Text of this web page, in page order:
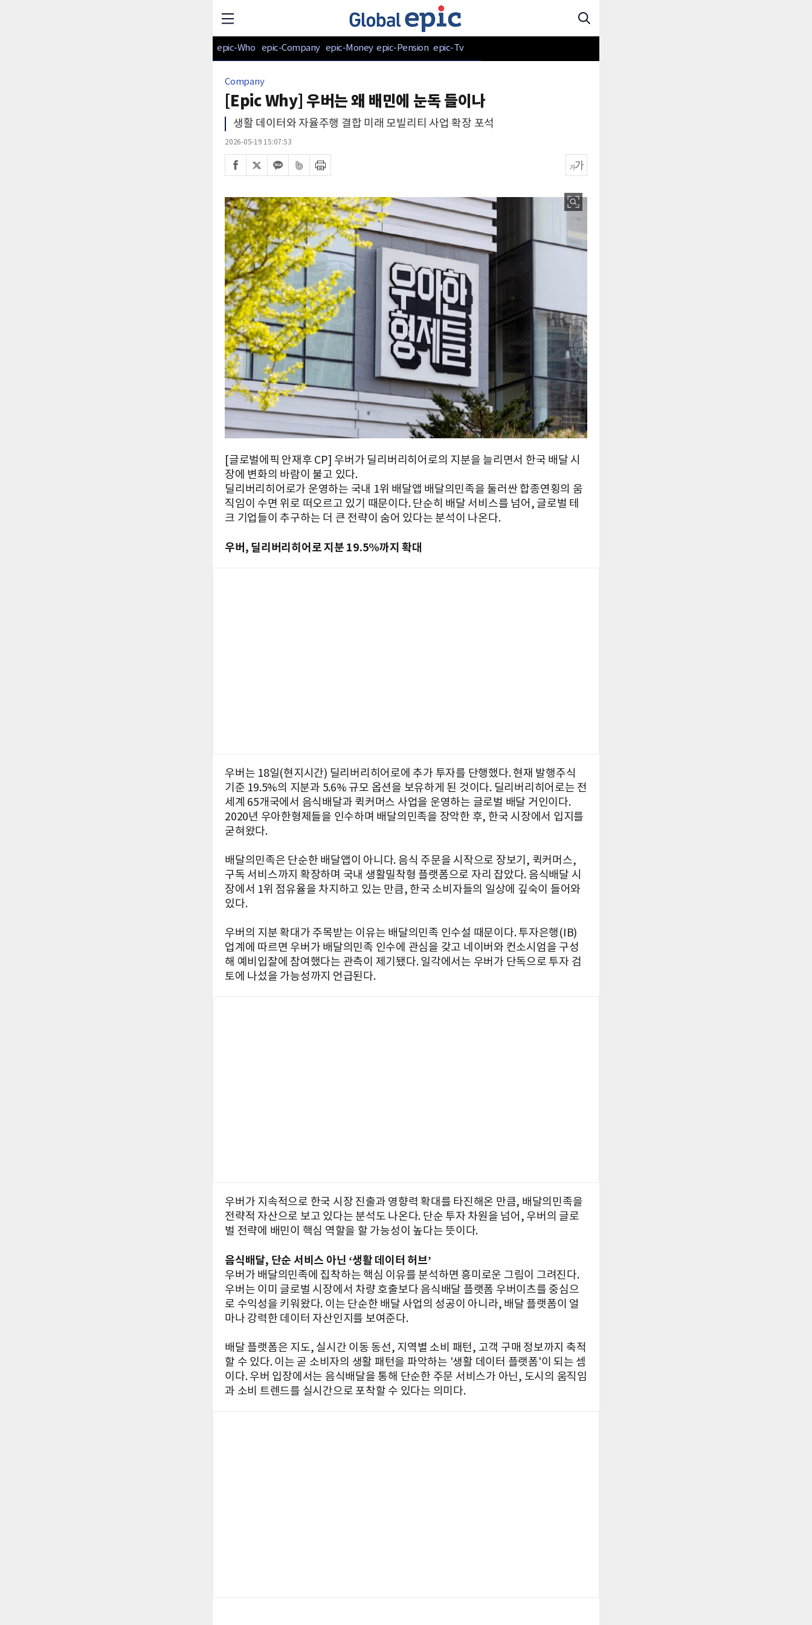
epic-Who epic-Company epic-Money epic-Pension epic-Tv
Company
[Epic Why] 우버는 왜 배민에 눈독 들이나
생활 데이터와 자율주행 결합 미래 모빌리티 사업 확장 포석
2026-05-19 15:07:53
[글로벌에픽 안재후 CP] 우버가 딜리버리히어로의 지분을 늘리면서 한국 배달 시
장에 변화의 바람이 불고 있다.
딜리버리히어로가 운영하는 국내 1위 배달앱 배달의민족을 둘러싼 합종연횡의 움
직임이 수면 위로 떠오르고 있기 때문이다. 단순히 배달 서비스를 넘어, 글로벌 테
크 기업들이 추구하는 더 큰 전략이 숨어 있다는 분석이 나온다.
우버, 딜리버리히어로 지분 19.5%까지 확대
우버는 18일(현지시간) 딜리버리히어로에 추가 투자를 단행했다. 현재 발행주식
기준 19.5%의 지분과 5.6% 규모 옵션을 보유하게 된 것이다. 딜리버리히어로는 전
세계 65개국에서 음식배달과 퀵커머스 사업을 운영하는 글로벌 배달 거인이다.
2020년 우아한형제들을 인수하며 배달의민족을 장악한 후, 한국 시장에서 입지를
굳혀왔다.
배달의민족은 단순한 배달앱이 아니다. 음식 주문을 시작으로 장보기, 퀵커머스,
구독 서비스까지 확장하며 국내 생활밀착형 플랫폼으로 자리 잡았다. 음식배달 시
장에서 1위 점유율을 차지하고 있는 만큼, 한국 소비자들의 일상에 깊숙이 들어와
있다.
우버의 지분 확대가 주목받는 이유는 배달의민족 인수설 때문이다. 투자은행(IB)
업계에 따르면 우버가 배달의민족 인수에 관심을 갖고 네이버와 컨소시엄을 구성
해 예비입찰에 참여했다는 관측이 제기됐다. 일각에서는 우버가 단독으로 투자 검
토에 나섰을 가능성까지 언급된다.
우버가 지속적으로 한국 시장 진출과 영향력 확대를 타진해온 만큼, 배달의민족을
전략적 자산으로 보고 있다는 분석도 나온다. 단순 투자 차원을 넘어, 우버의 글로
벌 전략에 배민이 핵심 역할을 할 가능성이 높다는 뜻이다.
음식배달, 단순 서비스 아닌 ‘생활 데이터 허브’
우버가 배달의민족에 집착하는 핵심 이유를 분석하면 흥미로운 그림이 그려진다.
우버는 이미 글로벌 시장에서 차량 호출보다 음식배달 플랫폼 우버이츠를 중심으
로 수익성을 키워왔다. 이는 단순한 배달 사업의 성공이 아니라, 배달 플랫폼이 얼
마나 강력한 데이터 자산인지를 보여준다.
배달 플랫폼은 지도, 실시간 이동 동선, 지역별 소비 패턴, 고객 구매 정보까지 축적
할 수 있다. 이는 곧 소비자의 생활 패턴을 파악하는 '생활 데이터 플랫폼'이 되는 셈
이다. 우버 입장에서는 음식배달을 통해 단순한 주문 서비스가 아닌, 도시의 움직임
과 소비 트렌드를 실시간으로 포착할 수 있다는 의미다.